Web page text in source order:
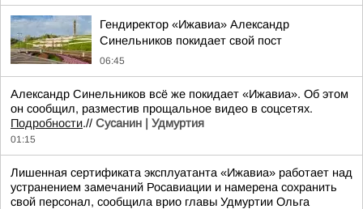
Гендиректор «Ижавиа» Александр
Синельников покидает свой пост
06:45
Александр Синельников всё же покидает «Ижавиа». Об этом
он сообщил, разместив прощальное видео в соцсетях.
Подробности.// Сусанин | Удмуртия
01:15
Лишенная сертификата эксплуатанта «Ижавиа» работает над
устранением замечаний Росавиации и намерена сохранить
свой персонал, сообщила врио главы Удмуртии Ольга